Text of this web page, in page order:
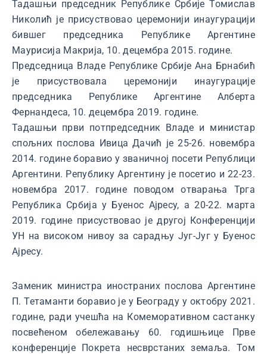
Тадашњи председник Републике Србије Томислав
Николић је присуствовао церемонији инаугурацији
бившег председника Републике Аргентине
Маурисија Макрија, 10. децембра 2015. године.
Председница Владе Републике Србије Ана Брнабић
је присуствовала церемонији инаугурације
председника Републике Аргентине Алберта
Фернандеса, 10. децембра 2019. године.
Тадашњи први потпредседник Владе и министар
спољних послова Ивица Дачић је 25-26. новембра
2014. године боравио у званичној посети Републици
Аргентини. Републику Аргентину је посетио и 22-23.
новембра 2017. године поводом отварања Трга
Република Србија у Буенос Ајресу, а 20-22. марта
2019. године присуствовао је другој Конференцији
УН на високом нивоу за сарадњу Југ-Југ у Буенос
Ајресу.
Заменик министра иностраних послова Аргентине
П. Тетаманти боравио је у Београду у октобру 2021.
године, ради учешћа на Комеморативном састанку
посвећеном обележавању 60. годишњице Прве
конференције Покрета несврстаних земаља. Том